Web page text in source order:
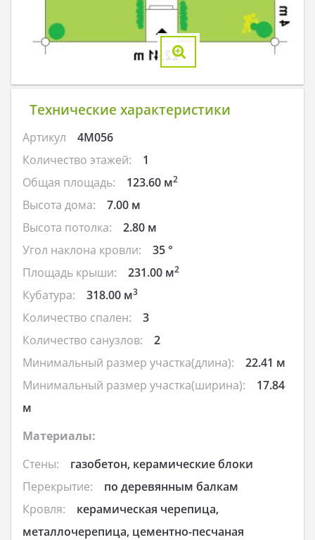
Технические характеристики
Артикул
4M056
Количество этажей:
1
Общая площадь:
123.60 м2
Высота дома:
7.00 м
Высота потолка:
2.80 м
Угол наклона кровли:
35 °
Площадь крыши:
231.00 м2
Кубатура: 318.00 м3
Количество спален:
3
Количество санузлов:
2
Минимальный размер участка(длина):
22.41 м
Минимальный размер участка(ширина):
17.84
м
Материалы:
Стены:
газобетон, керамические блоки
Перекрытие:
по деревянным балкам
Кровля:
керамическая черепица,
металлочерепица, цементно-песчаная